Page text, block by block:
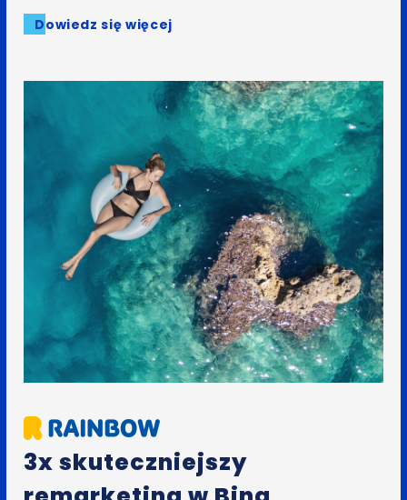
Dowiedz się więcej
3x skuteczniejszy